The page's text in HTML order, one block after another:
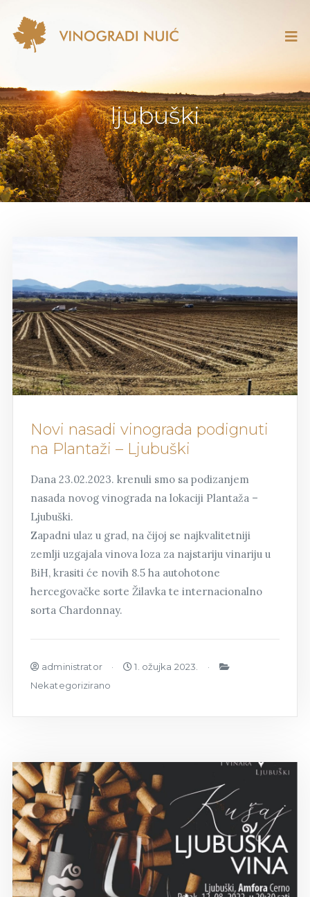
ljubuški
Novi nasadi vinograda podignuti
na Plantaži – Ljubuški
Dana 23.02.2023. krenuli smo sa podizanjem
nasada novog vinograda na lokaciji Plantaža –
Ljubuški.
Zapadni ulaz u grad, na čijoj se najkvalitetniji
zemlji uzgajala vinova loza za najstariju vinariju u
BiH, krasiti će novih 8.5 ha autohotone
hercegovačke sorte Žilavka te internacionalno
sorta Chardonnay.
administrator
1. ožujka 2023.
Nekategorizirano